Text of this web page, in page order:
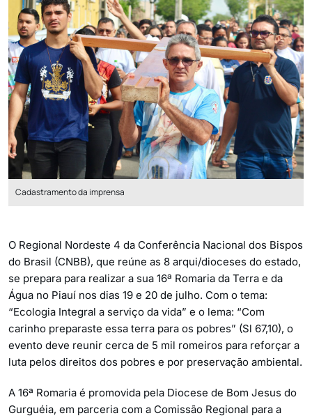
Cadastramento da imprensa
O Regional Nordeste 4 da Conferência Nacional dos Bispos
do Brasil (CNBB), que reúne as 8 arqui/dioceses do estado,
se prepara para realizar a sua 16ª Romaria da Terra e da
Água no Piauí nos dias 19 e 20 de julho. Com o tema:
“Ecologia Integral a serviço da vida” e o lema: “Com
carinho preparaste essa terra para os pobres” (Sl 67,10), o
evento deve reunir cerca de 5 mil romeiros para reforçar a
luta pelos direitos dos pobres e por preservação ambiental.
A 16ª Romaria é promovida pela Diocese de Bom Jesus do
Gurguéia, em parceria com a Comissão Regional para a